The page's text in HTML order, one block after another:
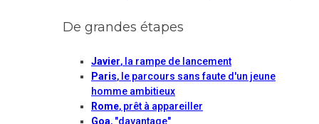
De grandes étapes
Javier, la rampe de lancement
Paris, le parcours sans faute d'un jeune
homme ambitieux
Rome, prêt à appareiller
Goa, "davantage"